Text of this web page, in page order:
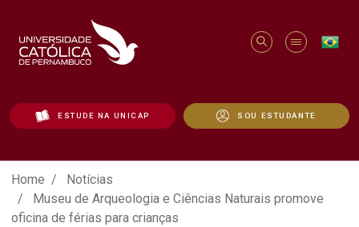
ESTUDE NA UNICAP SOU ESTUDANTE
Museu de Arqueologia e Ciências
Home
Notícias
Museu de Arqueologia e Ciências Naturais promove
oficina de férias para crianças